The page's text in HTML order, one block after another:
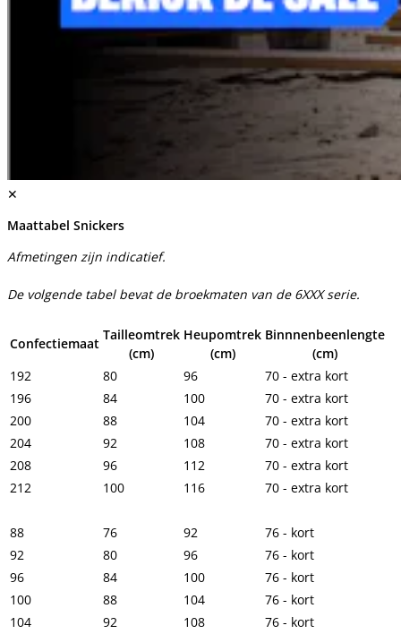
✕
Maattabel Snickers
Afmetingen zijn indicatief.
De volgende tabel bevat de broekmaten van de 6XXX serie.
Confectiemaat
Tailleomtrek
(cm)
Heupomtrek
(cm)
Binnnenbeenlengte
(cm)
192
80 96
70 - extra kort
196
84 100
70 - extra kort
200
88 104
70 - extra kort
204
92 108
70 - extra kort
208
96 112
70 - extra kort
212
100 116 70 - extra kort
88 76 92
76 - kort
92
80 96
76 - kort
96
84 100
76 - kort
100
88 104
76 - kort
104
92 108
76 - kort